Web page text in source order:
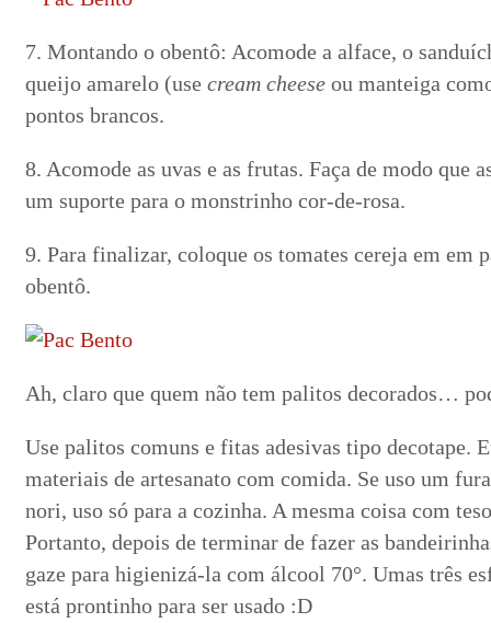
7. Montando o obentô: Acomode a alface, o
queijo amarelo (use cream cheese ou manteiga
pontos brancos.
8. Acomode as uvas e as frutas. Faça de modo que
um suporte para o monstrinho cor-de-rosa.
9. Para finalizar, coloque os tomates cereja em em
obentô.
Ah, claro que quem não tem palitos decorados…
Use palitos comuns e fitas adesivas tipo decotape.
materiais de artesanato com comida. Se uso um
nori, uso só para a cozinha. A mesma coisa com
Portanto, depois de terminar de fazer as
gaze para higienizá-la com álcool 70°. Umas três
está prontinho para ser usado :D